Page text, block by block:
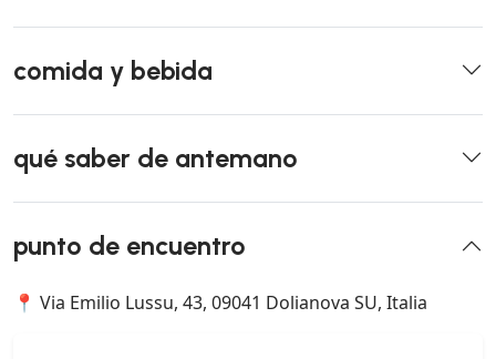
comida y bebida
qué saber de antemano
punto de encuentro
📍 Via Emilio Lussu, 43, 09041 Dolianova SU, Italia